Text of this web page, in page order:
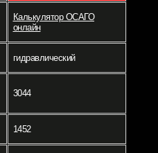
Калькулятор ОСАГО
онлайн
гидравлический
3044
1452